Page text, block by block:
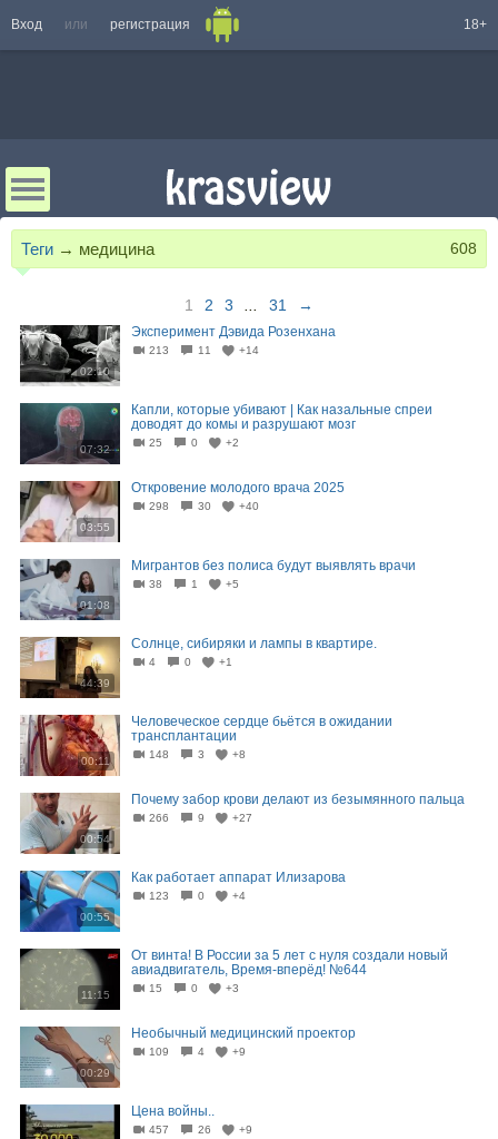
Вход или регистрация 18+
Теги → медицина 608
1 2 3 31 →
02:10
Эксперимент Дэвида Розенхана
213 11 +14
07:32
Капли, которые убивают | Как назальные спреи
доводят до комы и разрушают мозг
25 0 +2
03:55
Откровение молодого врача 2025
298 30 +40
01:08
Мигрантов без полиса будут выявлять врачи
38 1 +5
44:39
Солнце, сибиряки и лампы в квартире.
4 0 +1
00:11
Человеческое сердце бьётся в ожидании
трансплантации
148 3 +8
00:54
Почему забор крови делают из безымянного пальца
266 9 +27
00:55
Как работает аппарат Илизарова
123 0 +4
11:15
От винта! В России за 5 лет с нуля создали новый
авиадвигатель, Время-вперёд! №644
15 0 +3
00:29
Необычный медицинский проектор
109 4 +9
Цена войны..
457 26 +9